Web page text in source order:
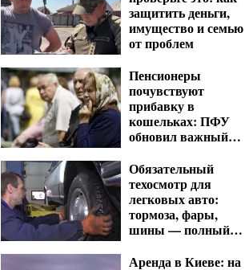
защитить деньги,
имущество и семью
от проблем
Пенсионеры
почувствуют
прибавку в
кошельках: ПФУ
обновил важный
расчета выплат
Обязательный
техосмотр для
легковых авто:
тормоза, фары,
шины — полный
Аренда в Киеве: на